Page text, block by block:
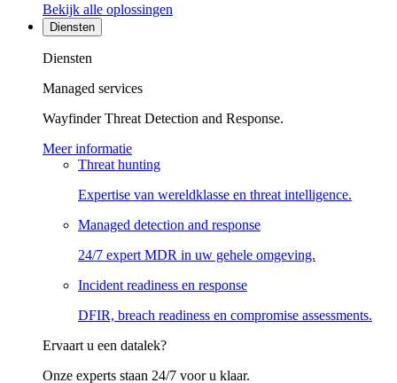
Bekijk alle oplossingen
Diensten
Diensten
Managed services
Wayfinder Threat Detection and Response.
Meer informatie
Threat hunting
Expertise van wereldklasse en threat intelligence.
Managed detection and response
24/7 expert MDR in uw gehele omgeving.
Incident readiness en response
DFIR, breach readiness en compromise assessments.
Ervaart u een datalek?
Onze experts staan 24/7 voor u klaar.